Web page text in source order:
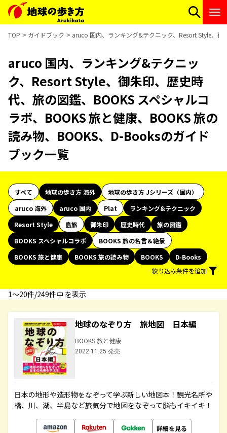
TOP ガイドブック aruco 国内、ランキング&テクニック、Resort Style、御
aruco 国内、ランキング&テクニッ
ク、Resort Style、御朱印、歴史時
代、旅の図鑑、BOOKS スペシャルコ
ラボ、BOOKS 旅と健康、BOOKS 旅の
読み物、BOOKS、D-Booksのガイド
ブック一覧
すべて 地球の歩き方 海外
地球の歩き方 Jシリーズ（国内）
aruco 海外
aruco 国内 Plat
ランキング&テクニック
Resort Style
島旅 御朱印 歴史時代
旅の図鑑
BOOKS スペシャルコラボ
BOOKS 旅の名言＆絶景
BOOKS 旅と健康
BOOKS 旅の読み物 BOOKS
D-Books
絞り込み条件を追加
1〜20件/249件中 を表示
地球のなぞり方 旅地図 日本編
BOOKS 旅と健康
2022.11.25 発売
日本の地形や造形物をなぞって学ぶ新しい地図本！観光名所や
橋、川、湖、半島など旅気分で地図をなぞって脳もイキイキ！
詳細を見る